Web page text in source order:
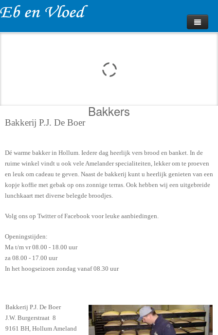
Bakkers
Bakkerij P.J. De Boer
Dé warme bakker in Hollum. Iedere dag heerlijk vers brood en banket. In de
ruime winkel vindt u ook vele Amelander specialiteiten, lekker om te proeven
en leuk om cadeau te geven. Naast de bakkerij kunt u heerlijk genieten van een
kopje koffie met gebak op ons zonnige terras. Ook hebben wij een uitgebreide
lunchkaart met diverse belegde broodjes.
Volg ons op Twitter of Facebook voor leuke aanbiedingen.
Openingstijden:
Ma t/m vr 08.00 - 18.00 uur
za 08.00 - 17.00 uur
In het hoogseizoen zondag vanaf 08.30 uur
Bakkerij P.J. De Boer
J.W. Burgerstraat 8
9161 BH, Hollum Ameland
Beschikbaarheid
Webcam
Contact